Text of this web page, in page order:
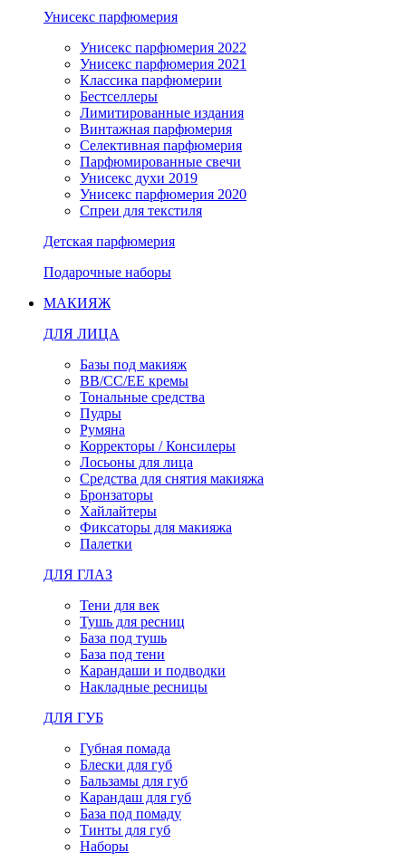
Унисекс парфюмерия
Унисекс парфюмерия 2022
Унисекс парфюмерия 2021
Классика парфюмерии
Бестселлеры
Лимитированные издания
Винтажная парфюмерия
Селективная парфюмерия
Парфюмированные свечи
Унисекс духи 2019
Унисекс парфюмерия 2020
Спреи для текстиля
Детская парфюмерия
Подарочные наборы
МАКИЯЖ
ДЛЯ ЛИЦА
Базы под макияж
BB/CC/EE кремы
Тональные средства
Пудры
Румяна
Корректоры / Консилеры
Лосьоны для лица
Средства для снятия макияжа
Бронзаторы
Хайлайтеры
Фиксаторы для макияжа
Палетки
ДЛЯ ГЛАЗ
Тени для век
Тушь для ресниц
База под тушь
База под тени
Карандаши и подводки
Накладные ресницы
ДЛЯ ГУБ
Губная помада
Блески для губ
Бальзамы для губ
Карандаш для губ
База под помаду
Тинты для губ
Наборы